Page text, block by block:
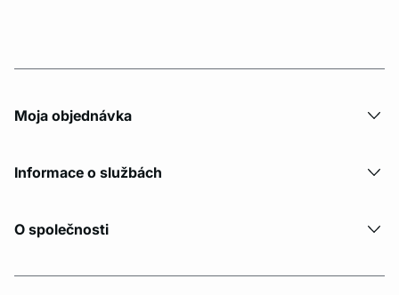
Moja objednávka
Informace o službách
O společnosti